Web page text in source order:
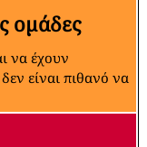
ομάδες
να έχουν
είναι πιθανό να